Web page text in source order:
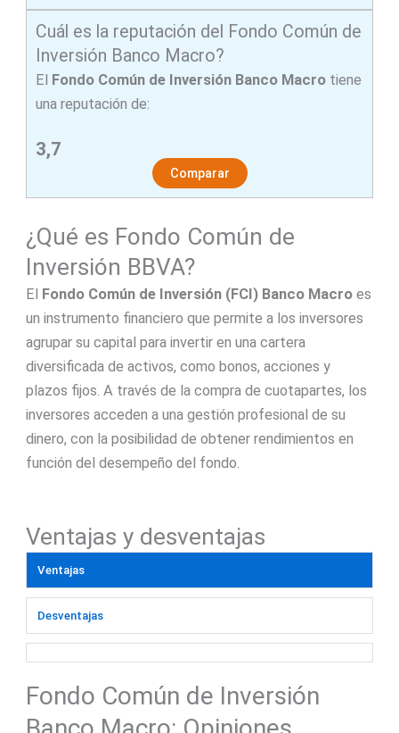
Cuál es la reputación del Fondo Común de
Inversión Banco Macro?
El Fondo Común de Inversión Banco Macrotiene
una reputación de:
3,7
Comparar
¿Qué es Fondo Común de
Inversión BBVA?
El Fondo Común de Inversión (FCI) Banco Macro es
un instrumento financiero que permite a los inversores
agrupar su capital para invertir en una cartera
diversificada de activos, como bonos, acciones y
plazos fijos. A través de la compra de cuotapartes, los
inversores acceden a una gestión profesional de su
dinero, con la posibilidad de obtener rendimientos en
función del desempeño del fondo.
Ventajas y desventajas
Ventajas
Desventajas
Fondo Común de Inversión